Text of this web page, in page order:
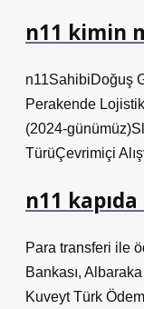
n11 kimin
n11SahibiDoğuş
Perakende
(2024-
TürüÇevrimiçi
n11
Para transferi ile
Bankası,
Kuveyt Türk